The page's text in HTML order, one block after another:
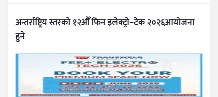
अन्तर्राष्ट्रिय स्तरको १२औँ फिन इलेक्ट्रो–टेक २०२६आयोजना
हुने